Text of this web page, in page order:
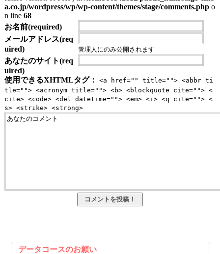
a.co.jp/wordpress/wp/wp-content/themes/stage/comments.phpo
n line 68
お名前(required)
メールアドレス(req
uired)
管理人にのみ公開されます
あなたのサイト(req
uired)
使用できるXHTMLタグ：
<a href="" title=""> <abbr ti
tle=""> <acronym title=""> <b> <blockquote cite=""> <
cite> <code> <del datetime=""> <em> <i> <q cite=""> <
s> <strike> <strong>
データコースのお願い